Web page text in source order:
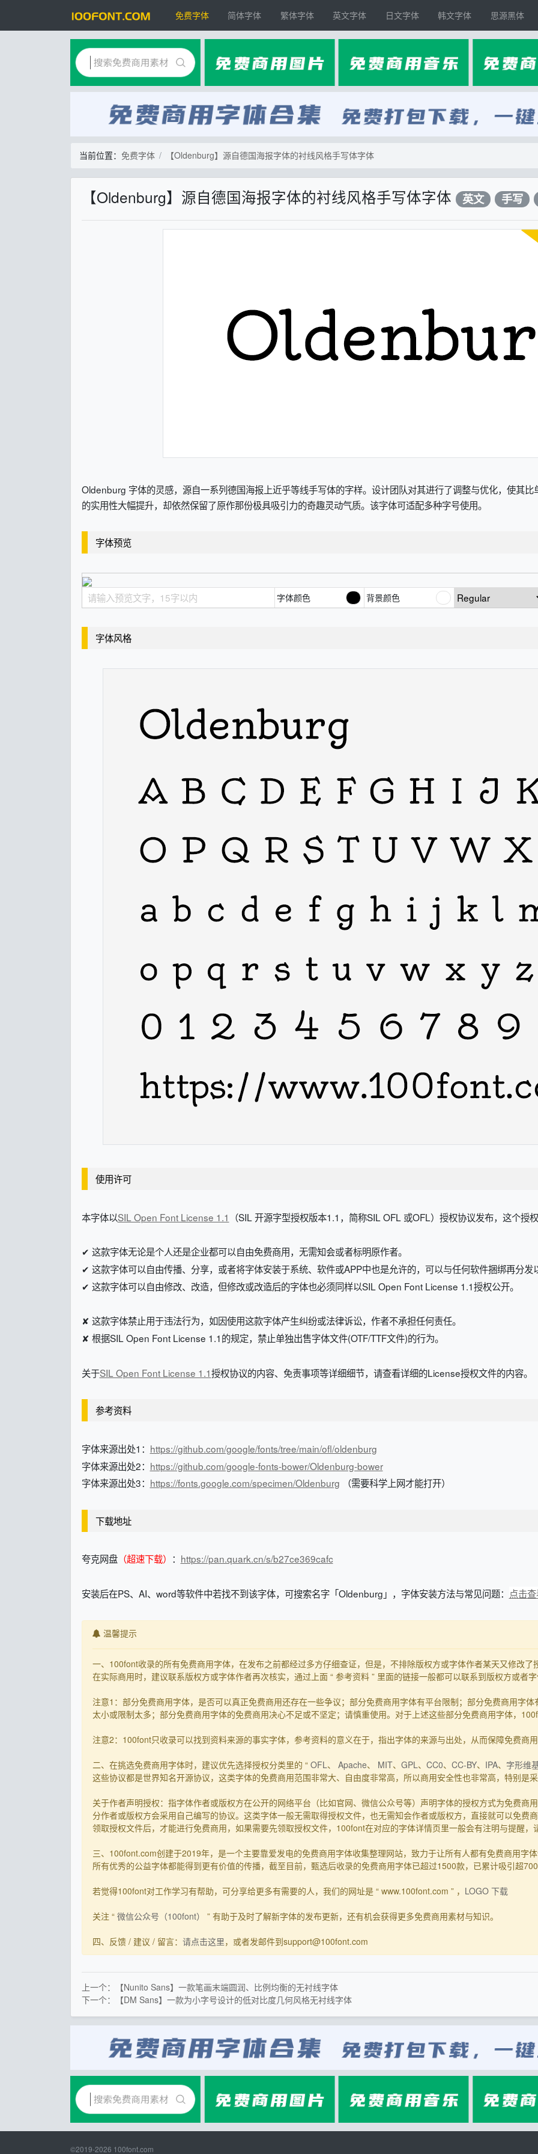
免费字体 简体字体 繁体字体 英文字体 日文字体 韩文字体 思源黑体
当前位置： 免费字体 【Oldenburg】源自德国海报字体的衬线风格手写体字体
【Oldenburg】源自德国海报字体的衬线风格手写体字体 英文 手写
Oldenburg 字体的灵感，源自一系列德国海报上近乎等线手写体的字样。设计团队对其进行了调整与优化，使其
的实用性大幅提升，却依然保留了原作那份极具吸引力的奇趣灵动气质。该字体可适配多种字号使用。
字体预览
字体颜色 背景颜色
字体风格
使用许可
本字体以SIL Open Font License 1.1 （SIL 开源字型授权版本1.1，简称SIL OFL 或OFL）授权协议发布，这个授
✔ 这款字体无论是个人还是企业都可以自由免费商用，无需知会或者标明原作者。
✔ 这款字体可以自由传播、分享，或者将字体安装于系统、软件或APP中也是允许的，可以与任何软件捆绑再分发
✔ 这款字体可以自由修改、改造，但修改或改造后的字体也必须同样以SIL Open Font License 1.1授权公开。
✘ 这款字体禁止用于违法行为，如因使用这款字体产生纠纷或法律诉讼，作者不承担任何责任。
✘ 根据SIL Open Font License 1.1的规定，禁止单独出售字体文件(OTF/TTF文件)的行为。
关于SIL Open Font License 1.1授权协议的内容、免责事项等详细细节，请查看详细的License授权文件的内容。
参考资料
字体来源出处1： https://github.com/google/fonts/tree/main/ofl/oldenburg
字体来源出处2： https://github.com/google-fonts-bower/Oldenburg-bower
字体来源出处3： https://fonts.google.com/specimen/Oldenburg （需要科学上网才能打开）
下载地址
夸克网盘（超速下载） ： https://pan.quark.cn/s/b27ce369cafc
安装后在PS、AI、word等软件中若找不到该字体，可搜索名字「Oldenburg」，字体安装方法与常见问题： 点击
温馨提示
一、100font收录的所有免费商用字体，在发布之前都经过多方仔细查证，但是，不排除版权方或字体作者某天又修改
在实际商用时，建议联系版权方或字体作者再次核实，通过上面 “ 参考资料 ” 里面的链接一般都可以联系到版权方或者
注意1：部分免费商用字体，是否可以真正免费商用还存在一些争议；部分免费商用字体有平台限制；部分免费商用字
太小或限制太多；部分免费商用字体的免费商用决心不足或不坚定；请慎重使用。对于上述这些部分免费商用字体，
注意2：100font只收录可以找到资料来源的事实字体，参考资料的意义在于，指出字体的来源与出处，从而保障免费商
二、在挑选免费商用字体时，建议优先选择授权分类里的 “ OFL、 Apache、 MIT、 GPL、 CC0、 CC-BY、 IPA、 字形维
这些协议都是世界知名开源协议，这类字体的免费商用范围非常大、自由度非常高，所以商用安全性也非常高，特别是
关于作者声明授权：指字体作者或版权方在公开的网络平台（比如官网、微信公众号等）声明字体的授权方式为免费商
分作者或版权方会采用自己编写的协议。这类字体一般无需取得授权文件，也无需知会作者或版权方，直接就可以免费
领取授权文件后，才能进行免费商用，如果需要先领取授权文件，100font在对应的字体详情页里一般会有注明与提醒，
三、100font.com创建于2019年，是一个主要靠爱发电的免费商用字体收集整理网站，致力于让所有人都有免费商用字
所有优秀的公益字体都能得到更有价值的传播，截至目前，甄选后收录的免费商用字体已超过1500款，已累计吸引超
若觉得100font对工作学习有帮助，可分享给更多有需要的人，我们的网址是 “ www.100font.com ” ， LOGO 下载
关注 “ 微信公众号（100font） ” 有助于及时了解新字体的发布更新，还有机会获得更多免费商用素材与知识。
四、反馈 / 建议 / 留言： 请点击这里，或者发邮件到support@100font.com
上一个：【Nunito Sans】一款笔画末端圆润、比例均衡的无衬线字体
下一个：【DM Sans】一款为小字号设计的低对比度几何风格无衬线字体
©2019-2026 100font.com